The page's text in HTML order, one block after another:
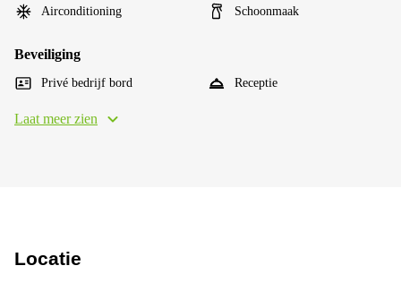
Airconditioning Schoonmaak
Beveiliging
Privé bedrijf bord Receptie
Laat meer zien
Locatie